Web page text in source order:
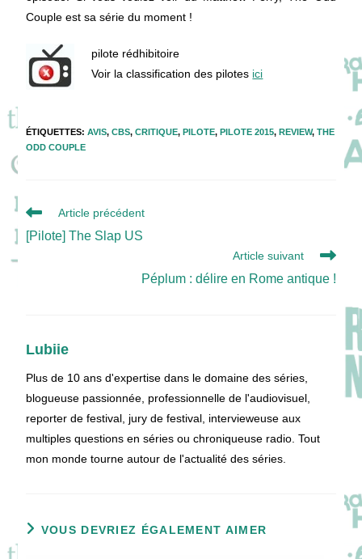
Couple est sa série du moment !
pilote rédhibitoire
Voir la classification des pilotes ici
ÉTIQUETTES:AVIS, CBS, CRITIQUE, PILOTE, PILOTE 2015, REVIEW, THE
ODD COUPLE
Read
articles
Article précédent
[Pilote] The Slap US
Article suivant
Péplum : délire en Rome antique !
Lubiie
Plus de 10 ans d'expertise dans le domaine des séries,
blogueuse passionnée, professionnelle de l'audiovisuel,
reporter de festival, jury de festival, intervieweuse aux
multiples questions en séries ou chroniqueuse radio. Tout
mon monde tourne autour de l'actualité des séries.
VOUS DEVRIEZ ÉGALEMENT AIMER